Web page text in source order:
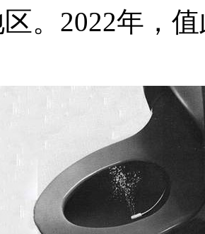
。2022年，